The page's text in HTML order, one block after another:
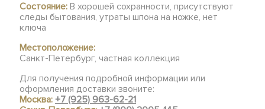
Состояние: В хорошей сохранности, присутствуют
следы бытования, утраты шпона на ножке, нет
ключа
Местоположение:
Санкт-Петербург, частная коллекция
Для получения подробной информации или
оформления доставки звоните:
Москва:+7 (925) 963-62-21